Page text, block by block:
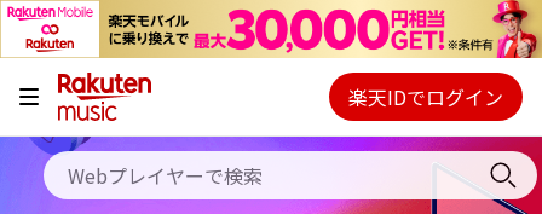
キャンペーン
料金プラン
使い方
Webプレイヤー
ご契約内容の確認・変更
楽天IDでログイン